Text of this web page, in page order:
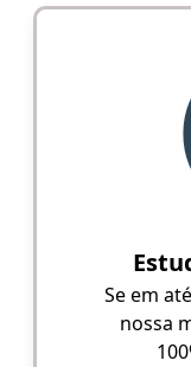
Se em
nossa